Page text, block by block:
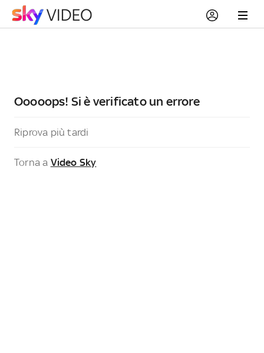
Ooooops! Si è verificato un errore
Riprova più tardi
Torna a Video Sky